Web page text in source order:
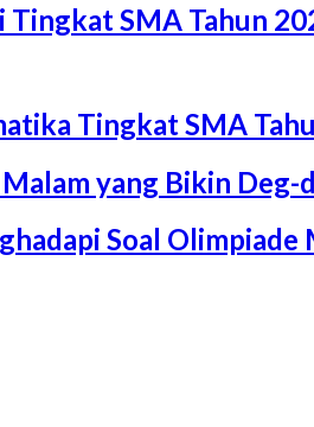
Tingkat SMA Tahun
Tingkat SMA
yang Bikin Deg-
Soal Olimpiade